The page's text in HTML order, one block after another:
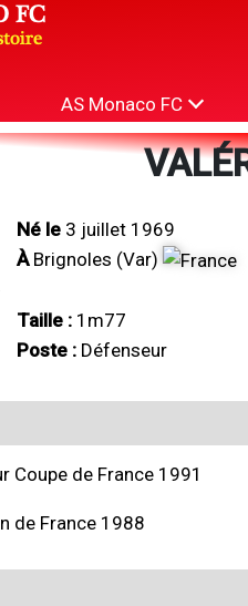
AS Monaco FC
Né le 3 juillet 1969
ÀBrignoles (Var)
Taille : 1m77
Poste : Défenseur
Coupe de France 1991
de France 1988